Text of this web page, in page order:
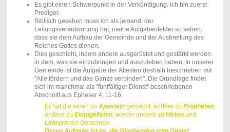
Es gibt einen Schwerpunkt in der Verkündigung. Ich bin zuerst
Prediger.
Biblisch gesehen muss ich als jemand, der
Leitungsverantwortung hat, meine Aufgabenfelder so sehen,
dass sie dem Aufbau der Gemeinde und der Ausbreitung des
Reiches Gottes dienen.
Dies geschieht, indem andere ausgerüstet und gestärkt werden
in dem, was sie einzubringen und auszuleben haben. In unserer
Gemeinde ist die Aufgabe der Ältesten deshalb beschrieben mit
"Alle fördern und das Ganze verbinden". Die Grundlage findet
sich im manchmal als "fünffältiger Dienst" beschriebenen
Abschnitt aus Epheser 4, 11-16:
Er hat die einen zu Apostelngemacht, andere zu Propheten,
andere zu Evangelisten, wieder andere zu Hirtenund
Lehrernder Gemeinde.